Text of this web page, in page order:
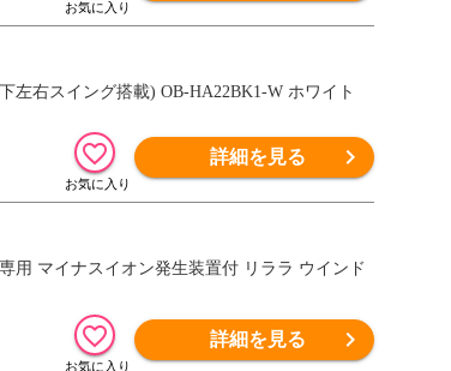
左右スイング搭載) OB-HA22BK1-W ホワイト
詳細を見る
用 マイナスイオン発生装置付 リララ ウインド
詳細を見る